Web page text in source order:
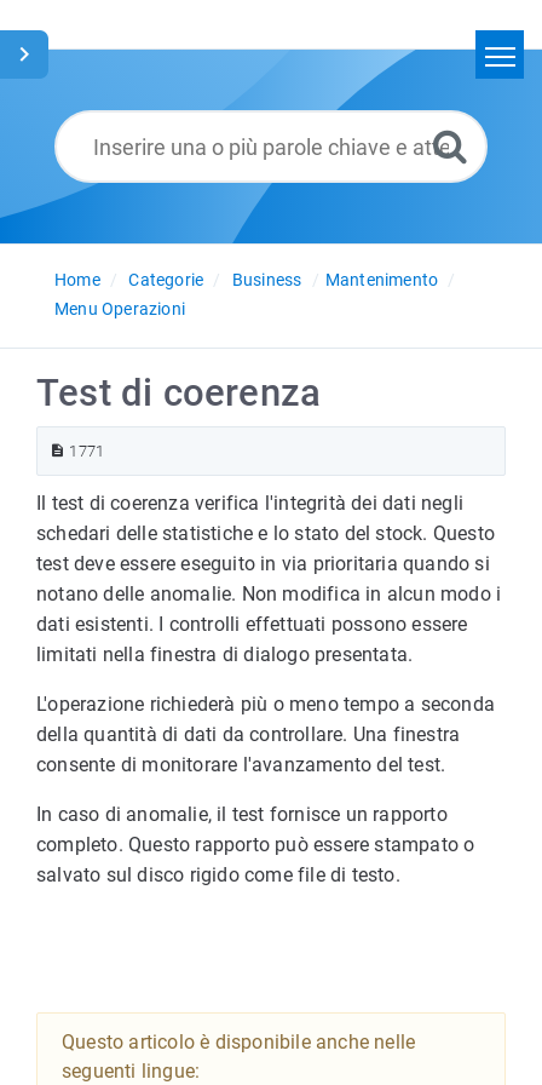
Glossario
Italiano
Home
Categorie Business
Mantenimento
Menu Operazioni
Test di coerenza
1771
Il test di coerenza verifica l'integrità dei dati negli
schedari delle statistiche e lo stato del stock. Questo
test deve essere eseguito in via prioritaria quando si
notano delle anomalie. Non modifica in alcun modo i
dati esistenti. I controlli effettuati possono essere
limitati nella finestra di dialogo presentata.
L'operazione richiederà più o meno tempo a seconda
della quantità di dati da controllare. Una finestra
consente di monitorare l'avanzamento del test.
In caso di anomalie, il test fornisce un rapporto
completo. Questo rapporto può essere stampato o
salvato sul disco rigido come file di testo.
Questo articolo è disponibile anche nelle
seguenti lingue: